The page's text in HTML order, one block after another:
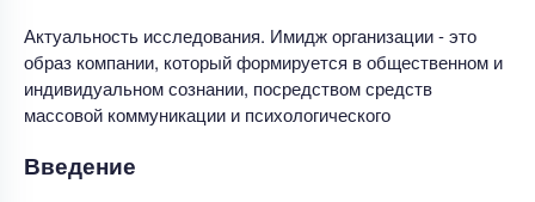
Актуальность исследования. Имидж организации - это
образ компании, который формируется в общественном и
индивидуальном сознании, посредством средств
массовой коммуникации и психологического
Введение